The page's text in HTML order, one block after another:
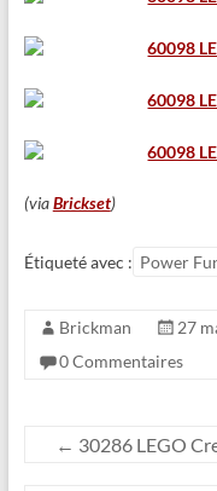
(viaBrickset)
Étiqueté avec : Power
Brickman 27
0 Commentaires
← 30286 LEGO